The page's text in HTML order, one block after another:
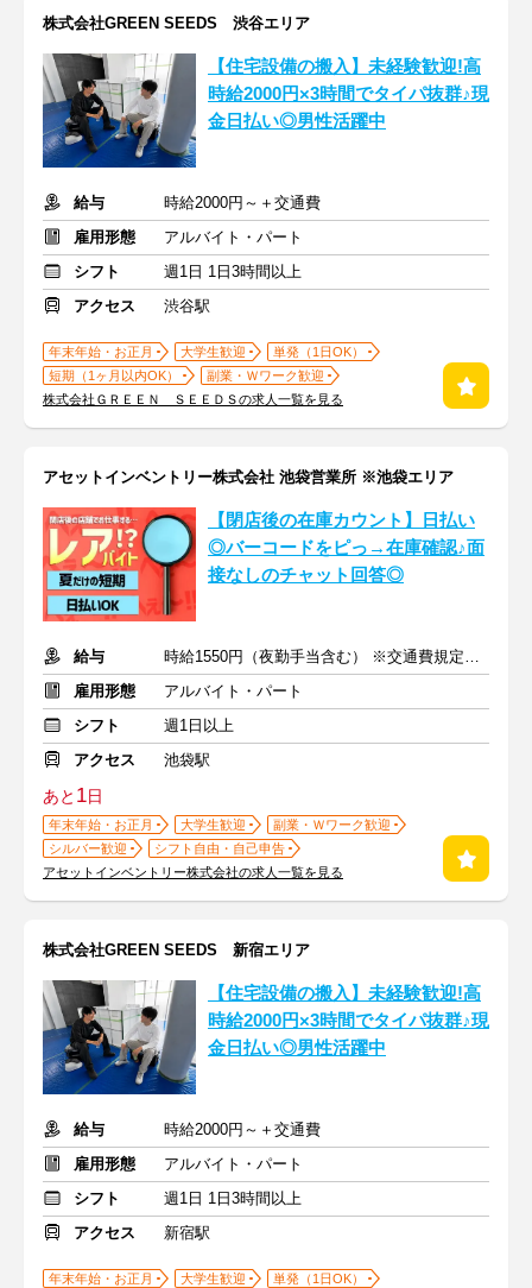
株式会社GREEN SEEDS 渋谷エリア
【住宅設備の搬入】未経験歓迎!高
時給2000円×3時間でタイパ抜群♪現
金日払い◎男性活躍中
給与
時給2000円～＋交通費
雇用形態
アルバイト・パート
シフト
週1日 1日3時間以上
アクセス
渋谷駅
年末年始・お正月 大学生歓迎
単発（1日OK）
短期（1ヶ月以内OK）
副業・Ｗワーク歓迎
株式会社ＧＲＥＥＮ ＳＥＥＤＳの求人一覧を見る
アセットインベントリー株式会社 池袋営業所 ※池袋エリア
【閉店後の在庫カウント】日払い
◎バーコードをピっ→在庫確認♪面
接なしのチャット回答◎
給与
時給1550円（夜勤手当含む） ※交通費規定内支給
雇用形態
アルバイト・パート
シフト
週1日以上
アクセス
池袋駅
あと 1日
年末年始・お正月 大学生歓迎
副業・Ｗワーク歓迎
シルバー歓迎
シフト自由・自己申告
アセットインベントリー株式会社の求人一覧を見る
株式会社GREEN SEEDS 新宿エリア
【住宅設備の搬入】未経験歓迎!高
時給2000円×3時間でタイパ抜群♪現
金日払い◎男性活躍中
給与
時給2000円～＋交通費
雇用形態
アルバイト・パート
シフト
週1日 1日3時間以上
アクセス
新宿駅
年末年始・お正月 大学生歓迎
単発（1日OK）